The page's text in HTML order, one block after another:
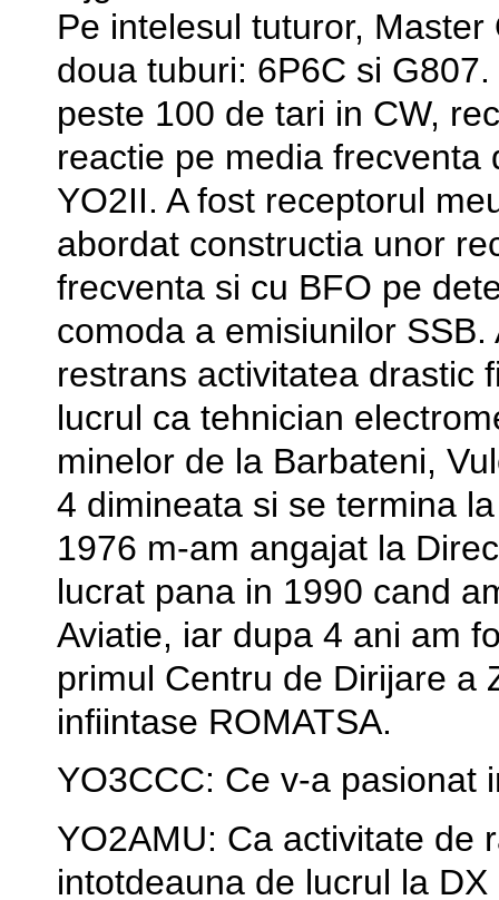
Pe intelesul tuturor,
doua tuburi: 6P6C si
peste 100 de tari in CW,
reactie pe media
YO2II. A fost receptorul
abordat constructia unor
frecventa si cu BFO pe
comoda a emisiunilor
restrans activitatea drastic
lucrul ca tehnician
minelor de la Barbateni,
4 dimineata si se termina
1976 m-am angajat la
lucrat pana in 1990 cand
Aviatie, iar dupa 4 ani am
primul Centru de Dirijare a
infiintase ROMATSA.
YO3CCC: Ce v-a pasionat
YO2AMU: Ca activitate de
intotdeauna de lucrul la